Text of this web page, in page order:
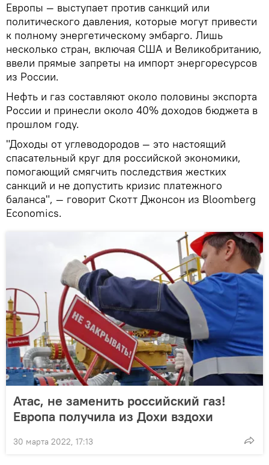
Европы — выступает против санкций или
политического давления, которые могут привести
к полному энергетическому эмбарго. Лишь
несколько стран, включая США и Великобританию,
ввели прямые запреты на импорт энергоресурсов
из России.
Нефть и газ составляют около половины экспорта
России и принесли около 40% доходов бюджета в
прошлом году.
"Доходы от углеводородов — это настоящий
спасательный круг для российской экономики,
помогающий смягчить последствия жестких
санкций и не допустить кризис платежного
баланса", — говорит Скотт Джонсон из Bloomberg
Economics.
Атас, не заменить российский газ!
Европа получила из Дохи вздохи
30 марта 2022, 17:13